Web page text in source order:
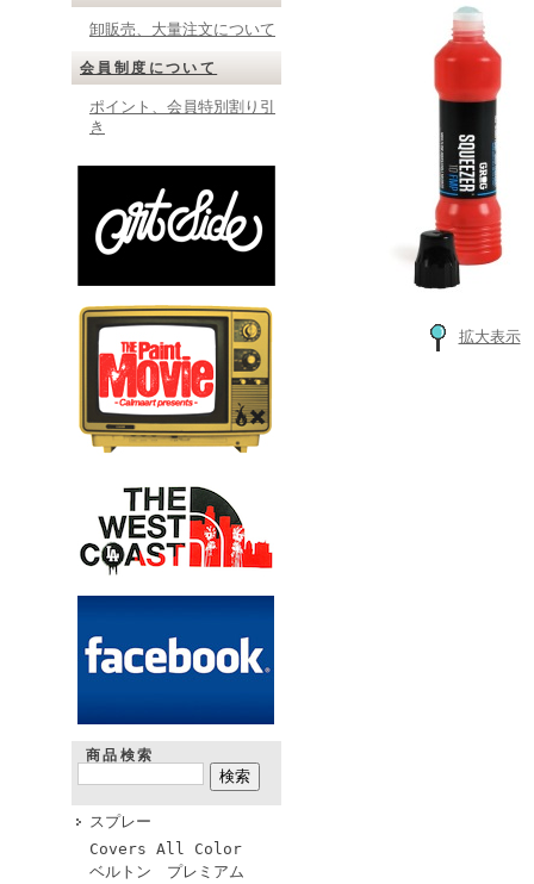
卸販売、大量注文について
会員制度について
ポイント、会員特別割り引
き
商品検索
スプレー
Covers All Color
ベルトン プレミアム
拡大表示